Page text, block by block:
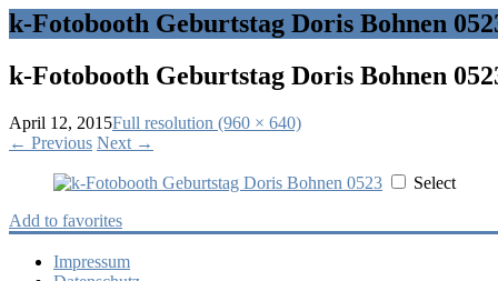
k-Fotobooth Geburtstag Doris Bohnen
k-Fotobooth Geburtstag Doris Bohnen
April 12, 2015Full resolution (960 × 640)
← Previous Next →
Select
Add to favorites
Impressum